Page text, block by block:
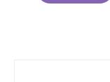
Email